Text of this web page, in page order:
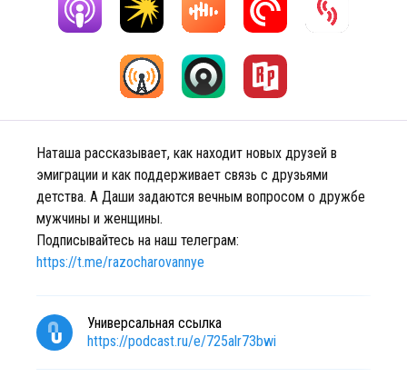
Наташа рассказывает, как находит новых друзей в
эмиграции и как поддерживает связь с друзьями
детства. А Даши задаются вечным вопросом о дружбе
мужчины и женщины.
Подписывайтесь на наш телеграм:
https://t.me/razocharovannye
Универсальная ссылка
https://podcast.ru/e/725alr73bwi